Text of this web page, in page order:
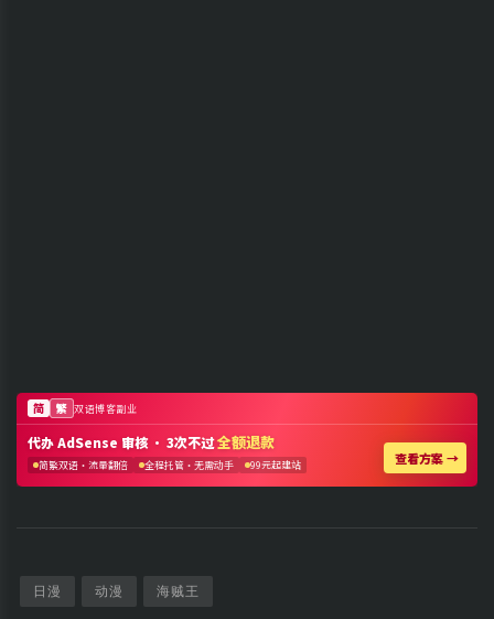
日漫 动漫 海贼王